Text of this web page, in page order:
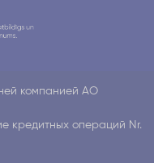
компанией АО
кредитных операций Nr.